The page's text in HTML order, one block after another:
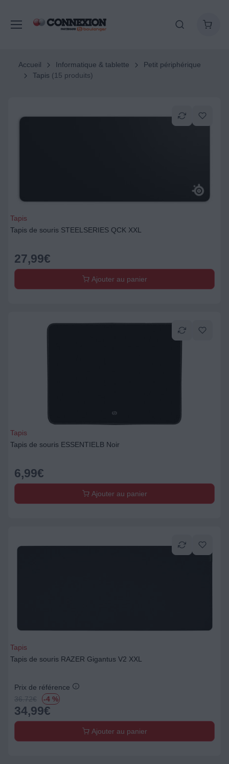
Accueil Informatique & tablette
Petit périphérique
Tapis (15 produits)
Tapis
Tapis de souris STEELSERIES QCK XXL
27,99€
Ajouter au panier
Tapis
Tapis de souris ESSENTIELB Noir
6,99€
Ajouter au panier
Tapis
Tapis de souris RAZER Gigantus V2 XXL
Prix de référence
36.72€ -4 %
34,99€
Ajouter au panier